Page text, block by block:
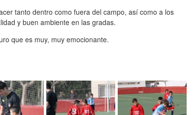
tanto dentro como fuera del campo, así como a los
y buen ambiente en las gradas.
que es muy, muy emocionante.